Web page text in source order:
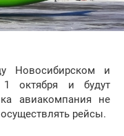
Новосибирском и
1 октября и будут
авиакомпания не
рейсы.